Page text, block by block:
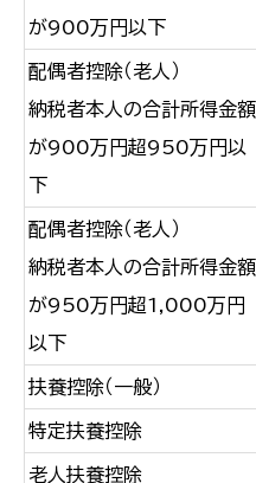
が900万円以下
配偶者控除（老人）
納税者本人の合計所得金額
が900万円超950万円以
下
配偶者控除（老人）
納税者本人の合計所得金額
が950万円超1,000万円
以下
扶養控除（一般）
特定扶養控除
老人扶養控除